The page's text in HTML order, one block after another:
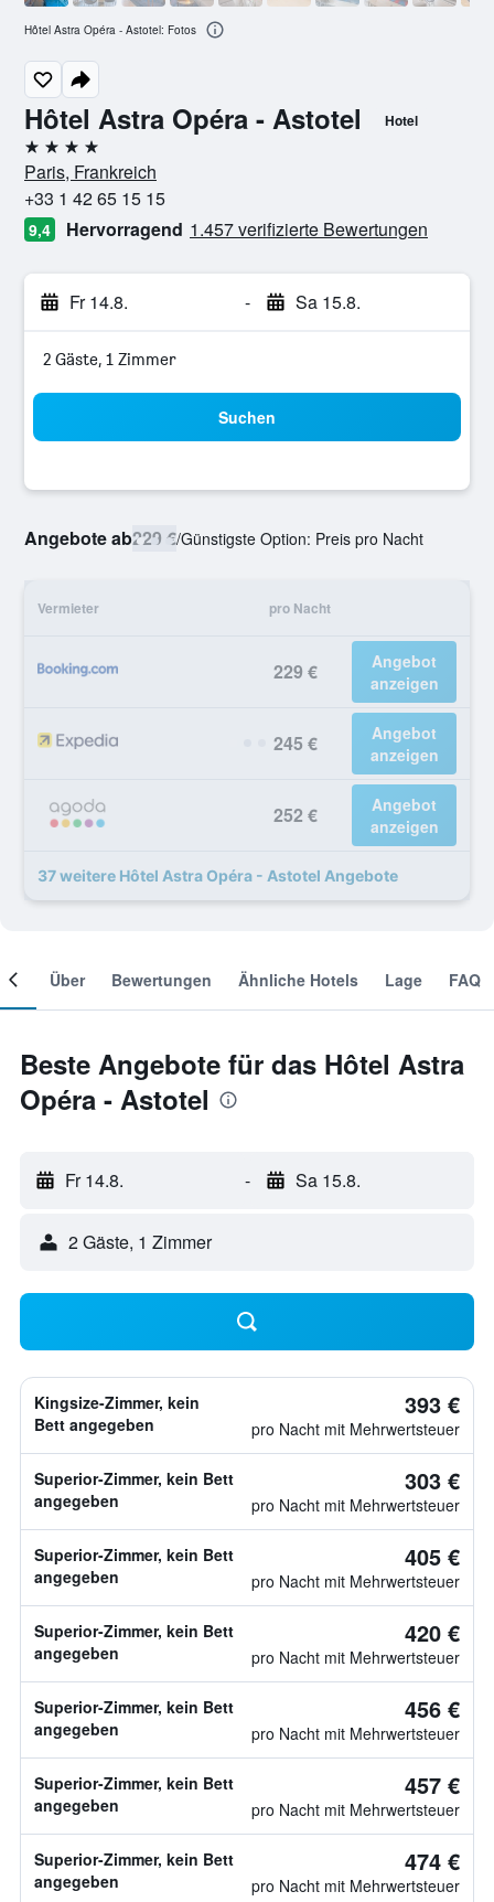
Hôtel Astra Opéra - Astotel Hotel
4 Sterne
Paris, Frankreich
+33 1 42 65 15 15
9,4 Hervorragend 1.457 verifizierte Bewertungen
Fr 14.8. - Sa 15.8.
2 Gäste, 1 Zimmer
Suchen
Angebote ab229 €/Günstigste Option: Preis pro Nacht
Vermieter pro Nacht
229 €
Angebot
anzeigen
245 €
Angebot
anzeigen
252 €
Angebot
anzeigen
37 weitere Hôtel Astra Opéra - Astotel Angebote
Hôtel Astra Opéra - Astotel: Fotos
Über Bewertungen Ähnliche Hotels Lage FAQ
Beste Angebote für das Hôtel Astra
Opéra - Astotel
Fr 14.8. - Sa 15.8.
2 Gäste, 1 Zimmer
Kingsize-Zimmer, kein
Bett angegeben
393 €
pro Nacht mit Mehrwertsteuer
Superior-Zimmer, kein Bett
angegeben
303 €
pro Nacht mit Mehrwertsteuer
Superior-Zimmer, kein Bett
angegeben
405 €
pro Nacht mit Mehrwertsteuer
Superior-Zimmer, kein Bett
angegeben
420 €
pro Nacht mit Mehrwertsteuer
Superior-Zimmer, kein Bett
angegeben
456 €
pro Nacht mit Mehrwertsteuer
Superior-Zimmer, kein Bett
angegeben
457 €
pro Nacht mit Mehrwertsteuer
Superior-Zimmer, kein Bett
angegeben
474 €
pro Nacht mit Mehrwertsteuer